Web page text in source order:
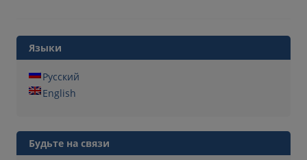
Языки
Русский
English
Будьте на связи